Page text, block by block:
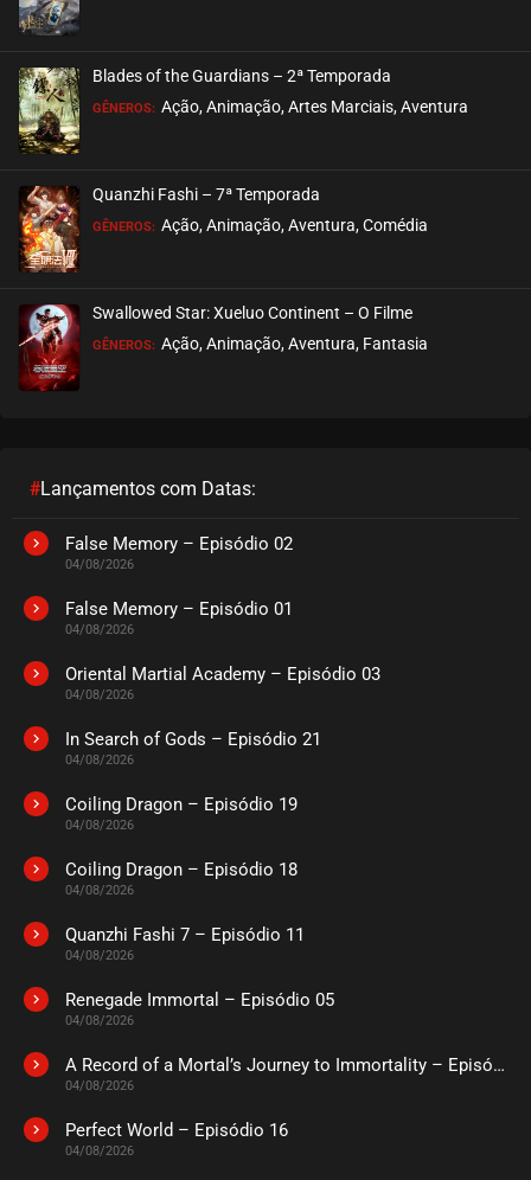
Blades of the Guardians – 2ª Temporada
GÊNEROS: Ação, Animação, Artes Marciais, Aventura
Quanzhi Fashi – 7ª Temporada
GÊNEROS: Ação, Animação, Aventura, Comédia
Swallowed Star: Xueluo Continent – O Filme
GÊNEROS: Ação, Animação, Aventura, Fantasia
#Lançamentos com Datas:
False Memory – Episódio 02
04/08/2026
False Memory – Episódio 01
04/08/2026
Oriental Martial Academy – Episódio 03
04/08/2026
In Search of Gods – Episódio 21
04/08/2026
Coiling Dragon – Episódio 19
04/08/2026
Coiling Dragon – Episódio 18
04/08/2026
Quanzhi Fashi 7 – Episódio 11
04/08/2026
Renegade Immortal – Episódio 05
04/08/2026
A Record of a Mortal’s Journey to Immortality – Episódio 73
04/08/2026
Perfect World – Episódio 16
04/08/2026